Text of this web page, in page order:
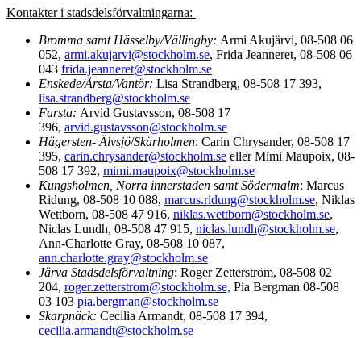
Kontakter i stadsdelsförvaltningarna:
Bromma samt Hässelby/Vällingby: Armi Akujärvi, 08-508 06
052, armi.akujarvi@stockholm.se, Frida Jeanneret, 08-508 06
043 frida.jeanneret@stockholm.se
Enskede/Årsta/Vantör: Lisa Strandberg, 08-508 17 393,
lisa.strandberg@stockholm.se
Farsta: Arvid Gustavsson, 08-508 17
396, arvid.gustavsson@stockholm.se
Hägersten- Älvsjö/Skärholmen: Carin Chrysander, 08-508 17
395, carin.chrysander@stockholm.se eller Mimi Maupoix, 08-
508 17 392, mimi.maupoix@stockholm.se
Kungsholmen, Norra innerstaden samt Södermalm: Marcus
Ridung, 08-508 10 088, marcus.ridung@stockholm.se, Niklas
Wettborn, 08-508 47 916, niklas.wettborn@stockholm.se,
Niclas Lundh, 08-508 47 915, niclas.lundh@stockholm.se,
Ann-Charlotte Gray, 08-508 10 087,
ann.charlotte.gray@stockholm.se
Järva Stadsdelsförvaltning: Roger Zetterström, 08-508 02
204, roger.zetterstrom@stockholm.se, Pia Bergman 08-508
03 103 pia.bergman@stockholm.se
Skarpnäck: Cecilia Armandt, 08-508 17 394,
cecilia.armandt@stockholm.se